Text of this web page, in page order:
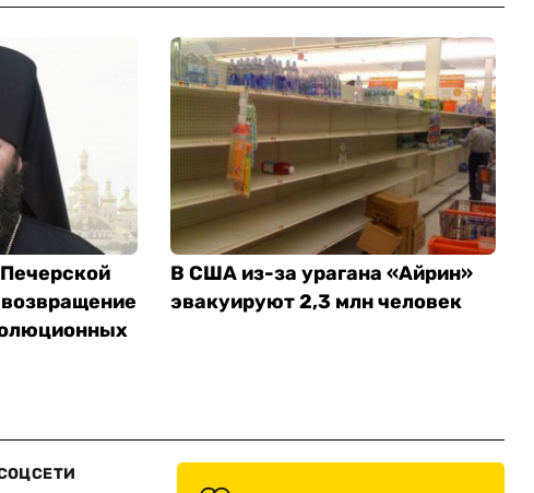
В США из-за урагана «Айрин»
эвакуируют 2,3 млн человек